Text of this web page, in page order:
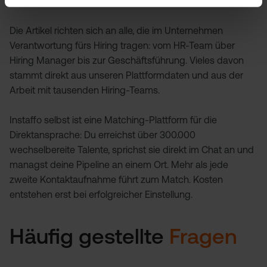
Die Artikel richten sich an alle, die im Unternehmen
Verantwortung fürs Hiring tragen: vom HR-Team über
Hiring Manager bis zur Geschäftsführung. Vieles davon
stammt direkt aus unseren Plattformdaten und aus der
Arbeit mit tausenden Hiring-Teams.
Instaffo selbst ist eine Matching-Plattform für die
Direktansprache: Du erreichst über 300.000
wechselbereite Talente, sprichst sie direkt im Chat an und
managst deine Pipeline an einem Ort. Mehr als jede
zweite Kontaktaufnahme führt zum Match. Kosten
entstehen erst bei erfolgreicher Einstellung.
Häufig gestellte Fragen